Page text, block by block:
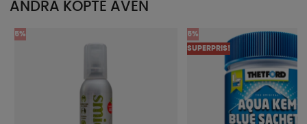
ANDRA KÖPTE ÄVEN
5%
5%
SUPERPRIS!